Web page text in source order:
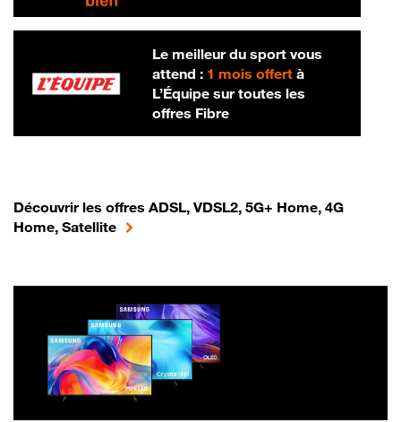
Le meilleur du sport vous
attend : 1 mois offertà
L’Équipe sur toutes les
offres Fibre
Découvrir les offres ADSL, VDSL2, 5G+ Home, 4G
Home, Satellite